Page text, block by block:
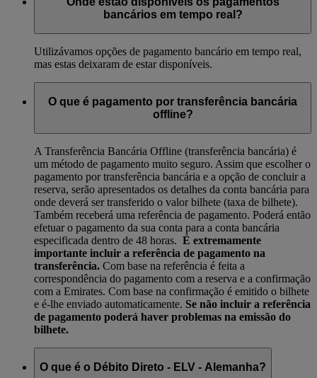
bancários em tempo real?
Utilizávamos opções de pagamento bancário em tempo real,
mas estas deixaram de estar disponíveis.
O que é pagamento por transferência bancária
offline?
A Transferência Bancária Offline (transferência bancária) é
um método de pagamento muito seguro. Assim que escolher o
pagamento por transferência bancária e a opção de concluir a
reserva, serão apresentados os detalhes da conta bancária para
onde deverá ser transferido o valor bilhete (taxa de bilhete).
Também receberá uma referência de pagamento. Poderá então
efetuar o pagamento da sua conta para a conta bancária
especificada dentro de 48 horas. É extremamente
importante incluir a referência de pagamento na
transferência. Com base na referência é feita a
correspondência do pagamento com a reserva e a confirmação
com a Emirates. Com base na confirmação é emitido o bilhete
e é-lhe enviado automaticamente. Se não incluir a referência
de pagamento poderá haver problemas na emissão do
bilhete.
O que é o Débito Direto - ELV - Alemanha?